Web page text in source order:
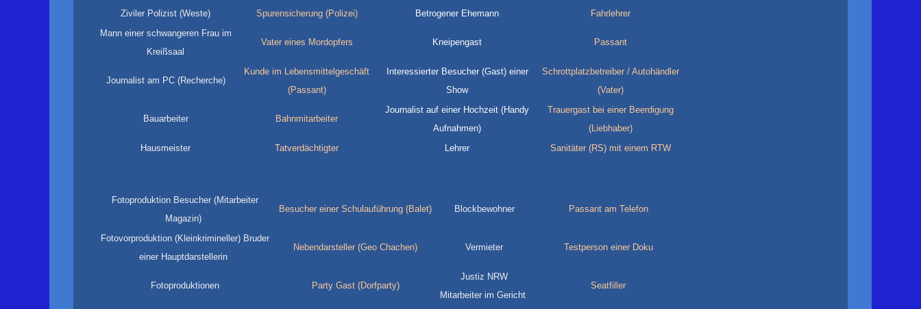
Ziviler Polizist (Weste)
Spurensicherung (Polizei) Betrogener Ehemann
Fahrlehrer
Mann einer schwangeren Frau im
Kreißsaal
Vater eines Mordopfers Kneipengast Passant
Journalist am PC (Recherche)
Kunde im Lebensmittelgeschäft
(Passant)
Interessierter Besucher (Gast) einer
Show
Schrottplatzbetreiber / Autohändler
(Vater)
Bauarbeiter Bahnmitarbeiter
Journalist auf einer Hochzeit (Handy
Aufnahmen)
Trauergast bei einer Beerdigung
(Liebhaber)
Hausmeister
Tatverdächtigter Lehrer Sanitäter (RS) mit einem RTW
Fotoproduktion Besucher (Mitarbeiter
Magazin)
Besucher einer Schulauführung (Balet) Blockbewohner Passant am Telefon
Fotovorproduktion (Kleinkrimineller) Bruder
einer Hauptdarstellerin
Nebendarsteller (Geo Chachen) Vermieter Testperson einer Doku
Fotoproduktionen Party Gast (Dorfparty)
Justiz NRW
Mitarbeiter im Gericht
Seatfiller